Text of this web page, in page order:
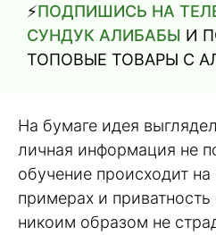
⚡️ПОДПИШИСЬ НА
СУНДУК АЛИБАБЫ И
ТОПОВЫЕ ТОВАРЫ С
На бумаге идея
личная информация не
обучение происходит
примерах и приватность
никоим образом не